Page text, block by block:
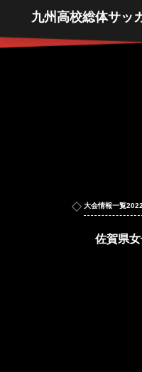
九州高校総体サッ
大会情報一覧
佐賀県